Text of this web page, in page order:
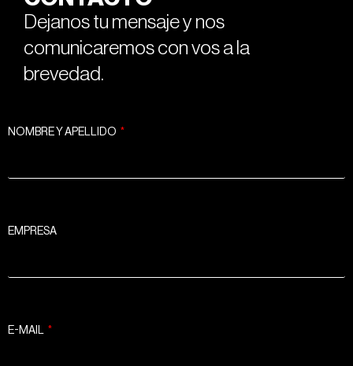
Dejanos tu mensaje y nos
comunicaremos con vos a la
brevedad.
NOMBRE Y APELLIDO
EMPRESA
E-MAIL